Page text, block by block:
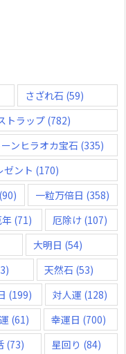
さざれ石 (59)
トラップ(782)
ンヒラオカ宝石 (335)
ゼント (170)
(90) 一粒万倍日 (358)
(71) 厄除け (107)
大明日 (54)
天然石 (53)
(199) 対人運 (128)
(61) 幸運日 (700)
(73) 星回り (84)